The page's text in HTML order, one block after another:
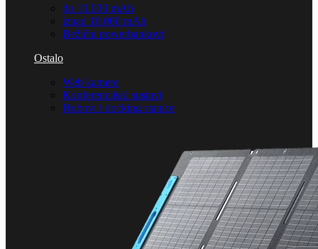
do 10.000 mAh
iznad 10.000 mAh
Bežični powerbankovi
Ostalo
Web kamere
Konferencijski sustavi
Hubovi i docking stanice